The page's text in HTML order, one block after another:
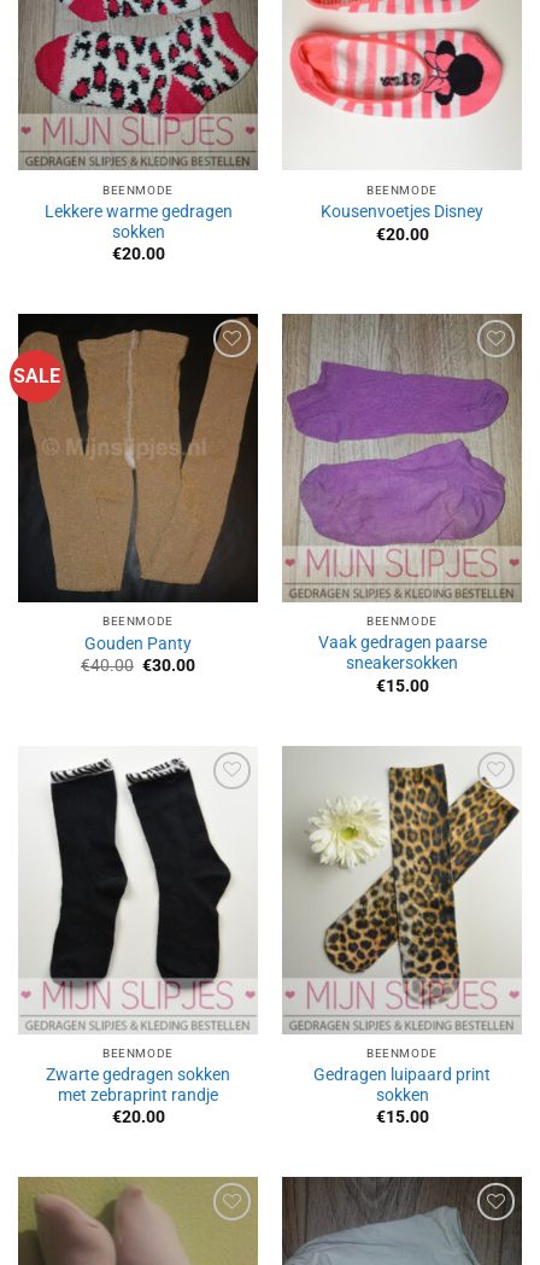
BEENMODE
Lekkere warme gedragen
sokken
€20.00
BEENMODE
Kousenvoetjes Disney
€20.00
SALE
Aan
verlanglijst
toevoegen
BEENMODE
Gouden Panty
€40.00 Oorspronkelijke
€30.00Huidige
Aan
verlanglijst
toevoegen
BEENMODE
Vaak gedragen paarse
sneakersokken
€15.00
Aan
verlanglijst
toevoegen
BEENMODE
Zwarte gedragen sokken
met zebraprint randje
€20.00
Aan
verlanglijst
toevoegen
BEENMODE
Gedragen luipaard print
sokken
€15.00
verlanglijst
Aan
verlanglijst